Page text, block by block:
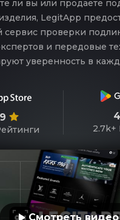
ли вы или продаете
LegitApp
проверки
и передовые
уверенность в
2.7k+
Смотреть видео